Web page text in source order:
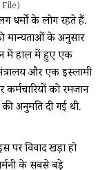
File)
धर्मों के लोग रहते हैं.
मान्यताओं के अनुसार
में हाल में हुए एक
और एक इस्लामी
को रमजान
अनुमति दी गई थी.
पर विवाद खड़ा हो